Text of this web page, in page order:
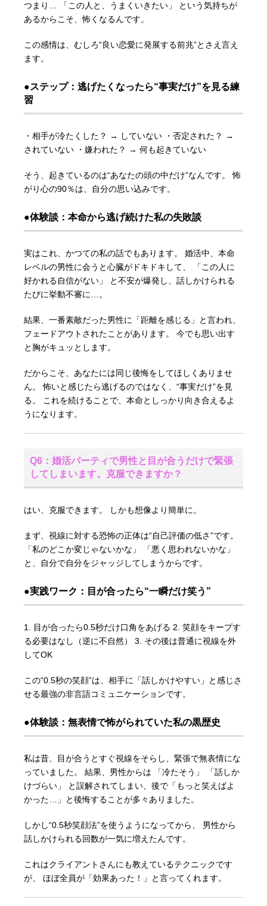
つまり… 「この人と、うまくいきたい」 という気持ちが
あるからこそ、怖くなるんです。
この感情は、むしろ“良い恋愛に発展する前兆”とさえ言え
ます。
●ステップ：逃げたくなったら“事実だけ”を見る練
習
・相手が冷たくした？ → していない ・否定された？ →
されていない ・嫌われた？ → 何も起きていない
そう、起きているのは“あなたの頭の中だけ”なんです。 怖
がり心の90％は、自分の思い込みです。
●体験談：本命から逃げ続けた私の失敗談
実はこれ、かつての私の話でもあります。 婚活中、本命
レベルの男性に会うと心臓がドキドキして、 「この人に
好かれる自信がない」 と不安が爆発し、話しかけられる
たびに挙動不審に…。
結果、一番素敵だった男性に「距離を感じる」と言われ、
フェードアウトされたことがあります。 今でも思い出す
と胸がキュッとします。
だからこそ、あなたには同じ後悔をしてほしくありませ
ん。 怖いと感じたら逃げるのではなく、“事実だけ”を見
る。 これを続けることで、本命としっかり向き合えるよ
うになります。
Q6：婚活パーティで男性と目が合うだけで緊張
してしまいます。克服できますか？
はい、克服できます。 しかも想像より簡単に。
まず、視線に対する恐怖の正体は“自己評価の低さ”です。
「私のどこか変じゃないかな」 「悪く思われないかな」
と、自分で自分をジャッジしてしまうからです。
●実践ワーク：目が合ったら“一瞬だけ笑う”
1. 目が合ったら0.5秒だけ口角をあげる 2. 笑顔をキープす
る必要はなし（逆に不自然） 3. その後は普通に視線を外
してOK
この“0.5秒の笑顔”は、相手に「話しかけやすい」と感じさ
せる最強の非言語コミュニケーションです。
●体験談：無表情で怖がられていた私の黒歴史
私は昔、目が合うとすぐ視線をそらし、緊張で無表情にな
っていました。 結果、男性からは 「冷たそう」 「話しか
けづらい」 と誤解されてしまい、後で「もっと笑えばよ
かった…」と後悔することが多々ありました。
しかし“0.5秒笑顔法”を使うようになってから、 男性から
話しかけられる回数が一気に増えたんです。
これはクライアントさんにも教えているテクニックです
が、 ほぼ全員が「効果あった！」と言ってくれます。